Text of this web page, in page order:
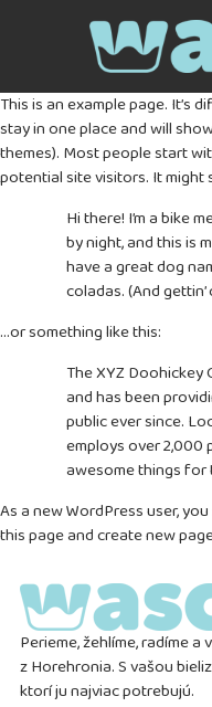
This is an example page. It’s
stay in one place and will
themes). Most people start
potential site visitors. It might
Hi there! I’m a bike
by night, and this is
have a great dog
coladas. (And
…or something like this:
The XYZ Doohickey
and has been
public ever since.
employs over 2,000
awesome things for
As a new WordPress user,
this page and create new
Perieme, žehlíme, radíme
z Horehronia. S vašou
ktorí ju najviac potrebujú.